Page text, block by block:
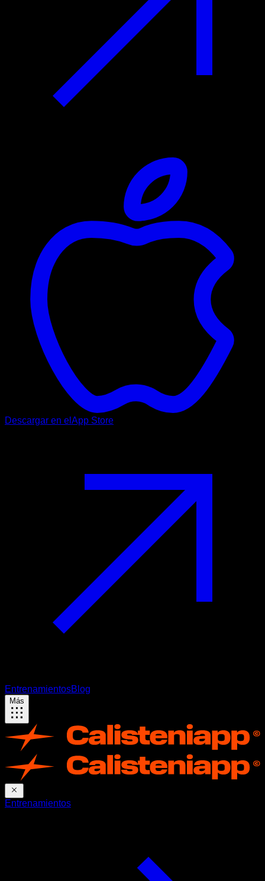
Descargar en el App Store
EntrenamientosBlog
Más
Entrenamientos